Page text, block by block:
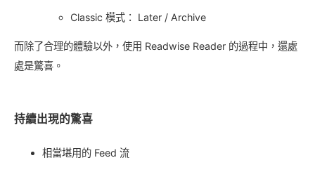
Classic 模式： Later / Archive
而除了合理的體驗以外，使用 Readwise Reader 的過程中，還處
處是驚喜。
持續出現的驚喜
相當堪用的 Feed 流